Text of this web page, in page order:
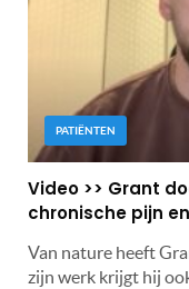
PATIËNTEN
Video >> Grant
chronische pijn en
Van nature heeft
zijn werk krijgt hij